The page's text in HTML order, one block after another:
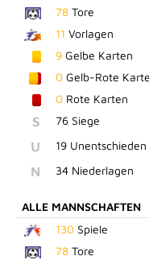
78 Tore
11 Vorlagen
9 Gelbe Karten
0 Gelb-Rote
0 Rote Karten
S 76 Siege
U 19 Unentschieden
N 34 Niederlagen
ALLE MANNSCHAFTEN
130 Spiele
78 Tore